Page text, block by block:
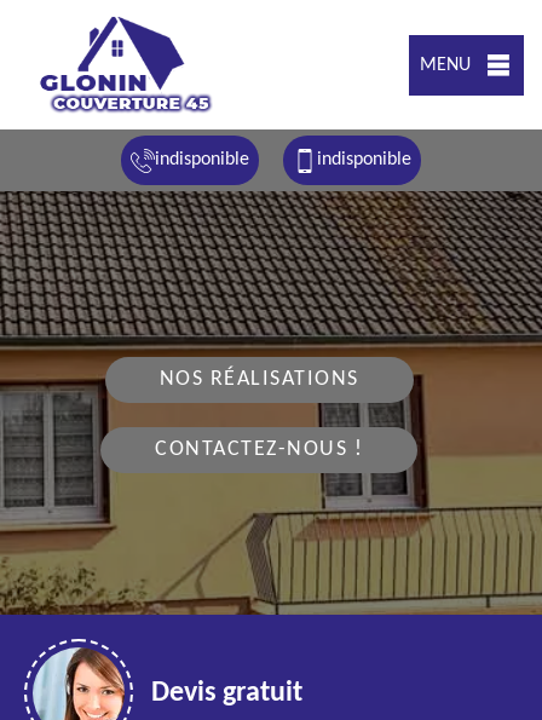
MENU
indisponible indisponible
NOS RÉALISATIONS
CONTACTEZ-NOUS !
Devis gratuit